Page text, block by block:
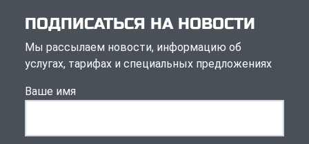
ПОДПИСАТЬСЯ НА НОВОСТИ
Мы рассылаем новости, информацию об
услугах, тарифах и специальных предложениях
Ваше имя